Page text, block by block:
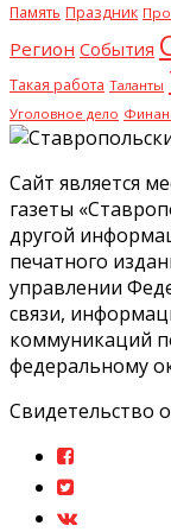
Память Праздник
Регион События
Такая работа Таланты
Уголовное дело
Сайт является
газеты
другой
печатного
управлении
связи,
коммуникаций
федеральному
Свидетельство